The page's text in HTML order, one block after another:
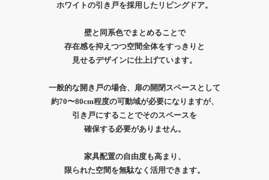
ホワイトの引き戸を採用したリビングドア。
壁と同系色でまとめることで
存在感を抑えつつ空間全体をすっきりと
見せるデザインに仕上げています。
一般的な開き戸の場合、扉の開閉スペースとして
約70〜80cm程度の可動域が必要になりますが、
引き戸にすることでそのスペースを
確保する必要がありません。
家具配置の自由度も高まり、
限られた空間を無駄なく活用できます。